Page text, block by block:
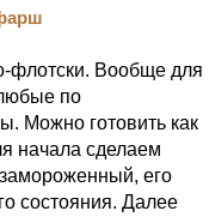
флотски. Вообще для
по
Можно готовить как
начала сделаем
его
состояния. Далее